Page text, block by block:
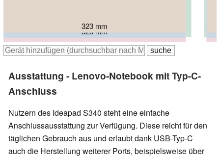
333.4 mm
324.2 mm
323 mm
323 mm
Ausstattung - Lenovo-Notebook mit Typ-C-
Anschluss
Nutzern des Ideapad S340 steht eine einfache
Anschlussausstattung zur Verfügung. Diese reicht für den
täglichen Gebrauch aus und erlaubt dank USB-Typ-C
auch die Herstellung weiterer Ports, beispielsweise über